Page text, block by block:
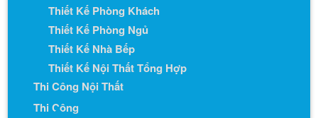
Thiết Kế Phòng Khách
Thiết Kế Phòng Ngủ
Thiết Kế Nhà Bếp
Thiết Kế Nội Thất Tổng Hợp
Thi Công Nội Thất
Thi Công